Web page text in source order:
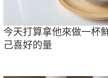
今天打算拿他來做一杯
己喜好的量